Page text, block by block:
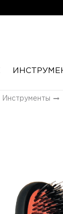
Инструменты